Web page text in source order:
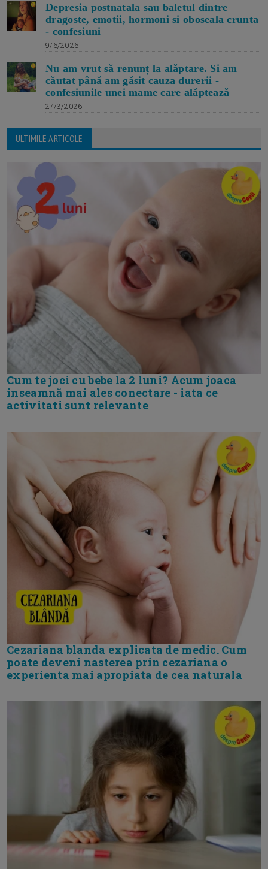
Depresia postnatala sau baletul dintre
dragoste, emotii, hormoni si oboseala crunta
- confesiuni
9/6/2026
Nu am vrut să renunț la alăptare. Si am
căutat până am găsit cauza durerii -
confesiunile unei mame care alăptează
27/3/2026
ULTIMILE ARTICOLE
Cum te joci cu bebe la 2 luni? Acum joaca
inseamnă mai ales conectare - iata ce
activitati sunt relevante
Cezariana blanda explicata de medic. Cum
poate deveni nasterea prin cezariana o
experienta mai apropiata de cea naturala